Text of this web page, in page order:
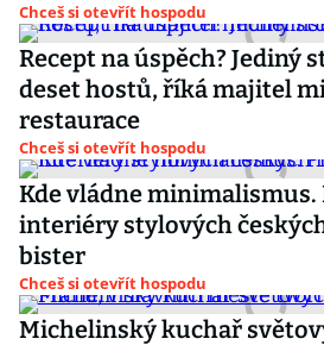
Chceš si otevřít hospodu
Recept na úspěch? Jediný
deset hostů, říká majitel
restaurace
Chceš si otevřít hospodu
Kde vládne
interiéry stylových
bister
Chceš si otevřít hospodu
Michelinský kuchař